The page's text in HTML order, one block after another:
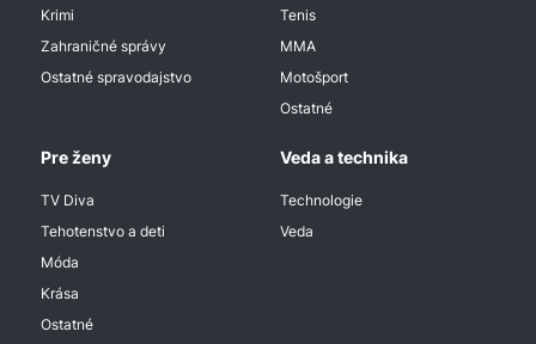
Krimi
Zahraničné správy
Ostatné spravodajstvo
Tenis
MMA
Motošport
Ostatné
Pre ženy
TV Diva
Tehotenstvo a deti
Móda
Krása
Ostatné
Veda a technika
Technologie
Veda